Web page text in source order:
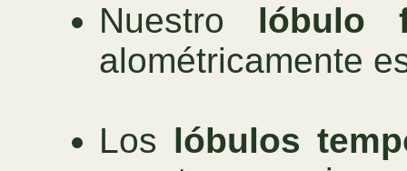
Nuestro lóbulo
alométricamente
Los lóbulos